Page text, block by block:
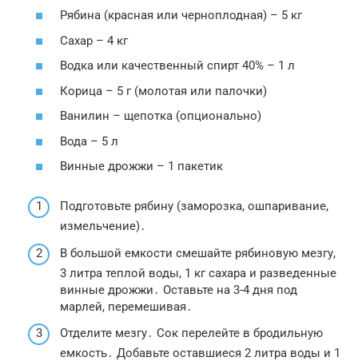
Рябина (красная или черноплодная) – 5 кг
Сахар – 4 кг
Водка или качественный спирт 40% – 1 л
Корица – 5 г (молотая или палочки)
Ванилин – щепотка (опционально)
Вода – 5 л
Винные дрожжи – 1 пакетик
Подготовьте рябину (заморозка, ошпаривание,
измельчение)․
В большой емкости смешайте рябиновую мезгу,
3 литра теплой воды, 1 кг сахара и разведенные
винные дрожжи․ Оставьте на 3-4 дня под
марлей, перемешивая․
Отделите мезгу․ Сок перелейте в бродильную
емкость․ Добавьте оставшиеся 2 литра воды и 1